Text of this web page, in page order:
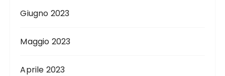
Giugno 2023
Maggio 2023
Aprile 2023